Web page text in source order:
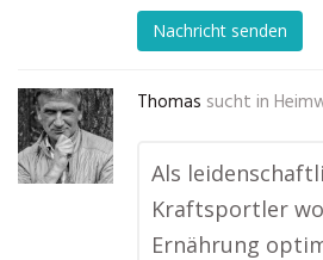
Nachricht senden
Thomas sucht in
Als
Kraftsportler
Ernährung